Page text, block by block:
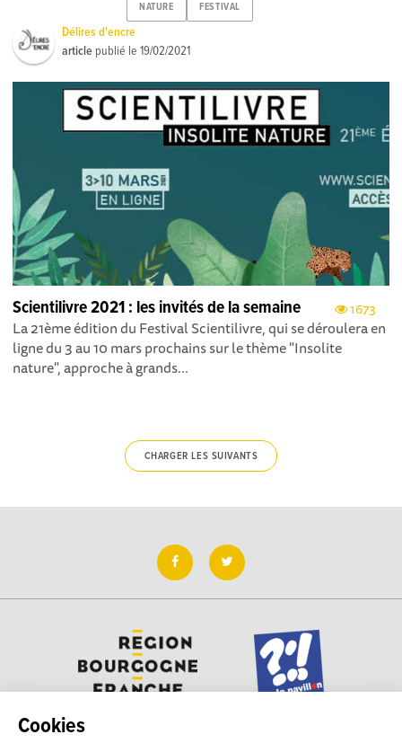
Cookies
NATURE FESTIVAL
Délires d'encre
article publié le19/02/2021
1673
Scientilivre 2021 : les invités de la semaine
La 21ème édition du Festival Scientilivre, qui se déroulera en
ligne du 3 au 10 mars prochains sur le thème "Insolite
nature", approche à grands...
CHARGER LES SUIVANTS